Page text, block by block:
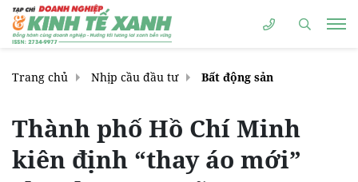
Trang chủ Nhịp cầu đầu tư Bất động sản
Thành phố Hồ Chí Minh
kiên định “thay áo mới”